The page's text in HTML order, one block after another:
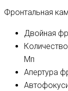
Фронтальная
Двойная
Мп
Апертура